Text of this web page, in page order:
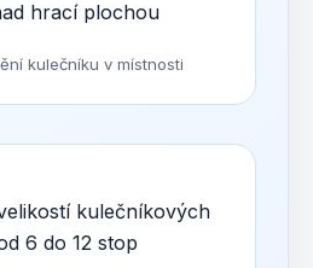
kulečníku v místnosti